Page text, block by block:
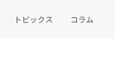
トピックス コラム